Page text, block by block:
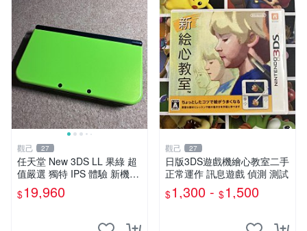
觀己 27
任天堂 New 3DS LL 果綠 超
值嚴選 獨特 IPS 體驗 新機外
觀品相 7538大三箱 黃屏預警
全功能支援 實用按鍵搖桿 十
$19,960
觀己 27
日版3DS遊戲機繪心教室二手
正常運作 訊息遊戲 偵測 測試
$1,300 - $1,500